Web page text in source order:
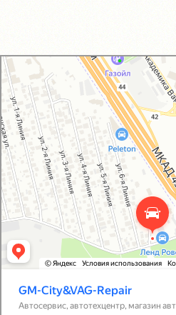
GM-City&VAG-Repair
Автосервис, автотехцентр в Москве
Магазин автозапчастей и автотоваров в